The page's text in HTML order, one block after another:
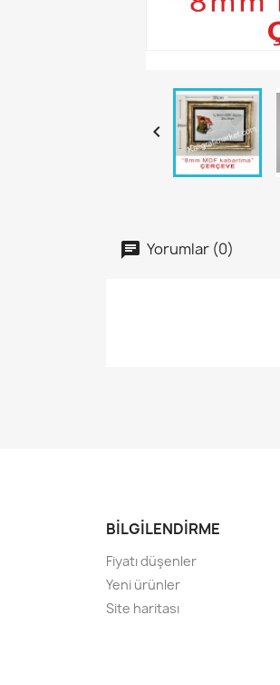

Yorumlar (0)
BİLGİLENDİRME
Fiyatı düşenler
Yeni ürünler
Site haritası